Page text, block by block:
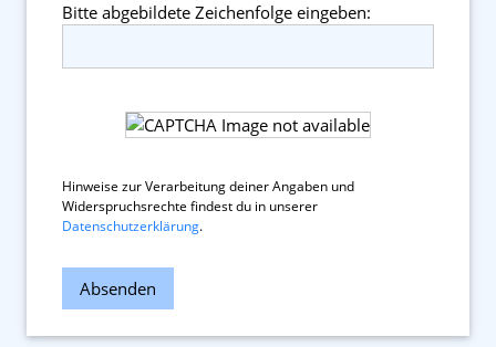
Bitte abgebildete Zeichenfolge eingeben:
Hinweise zur Verarbeitung deiner Angaben und
Widerspruchsrechte findest du in unserer
Datenschutzerklärung.
Absenden